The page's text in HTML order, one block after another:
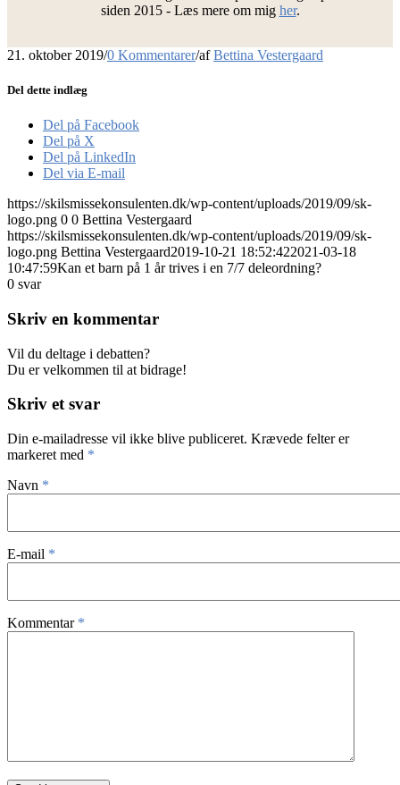
siden 2015 - Læs mere om mig her.
21. oktober 2019/0 Kommentarer/afBettina Vestergaard
Del dette indlæg
Del på Facebook
Del på X
Del på LinkedIn
Del via E-mail
https://skilsmissekonsulenten.dk/wp-content/uploads/2019/09/sk-
logo.png 0 0 Bettina Vestergaard
https://skilsmissekonsulenten.dk/wp-content/uploads/2019/09/sk-
logo.png Bettina Vestergaard2019-10-21 18:52:422021-03-18
10:47:59Kan et barn på 1 år trives i en 7/7 deleordning?
0 svar
Skriv en kommentar
Vil du deltage i debatten?
Du er velkommen til at bidrage!
Skriv et svar
Din e-mailadresse vil ikke blive publiceret. Krævede felter er
markeret med *
Navn *
E-mail *
Kommentar *